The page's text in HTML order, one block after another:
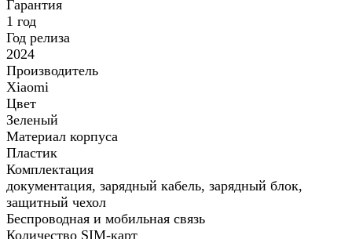
Гарантия
1 год
Год релиза
2024
Производитель
Xiaomi
Цвет
Зеленый
Материал корпуса
Пластик
Комплектация
документация, зарядный кабель, зарядный блок,
защитный чехол
Беспроводная и мобильная связь
Количество SIM-карт